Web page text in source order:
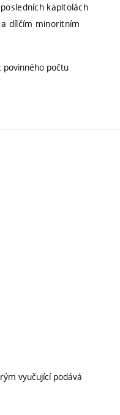
kapitolách
dílčím minoritním
povinného počtu
vyučující podává